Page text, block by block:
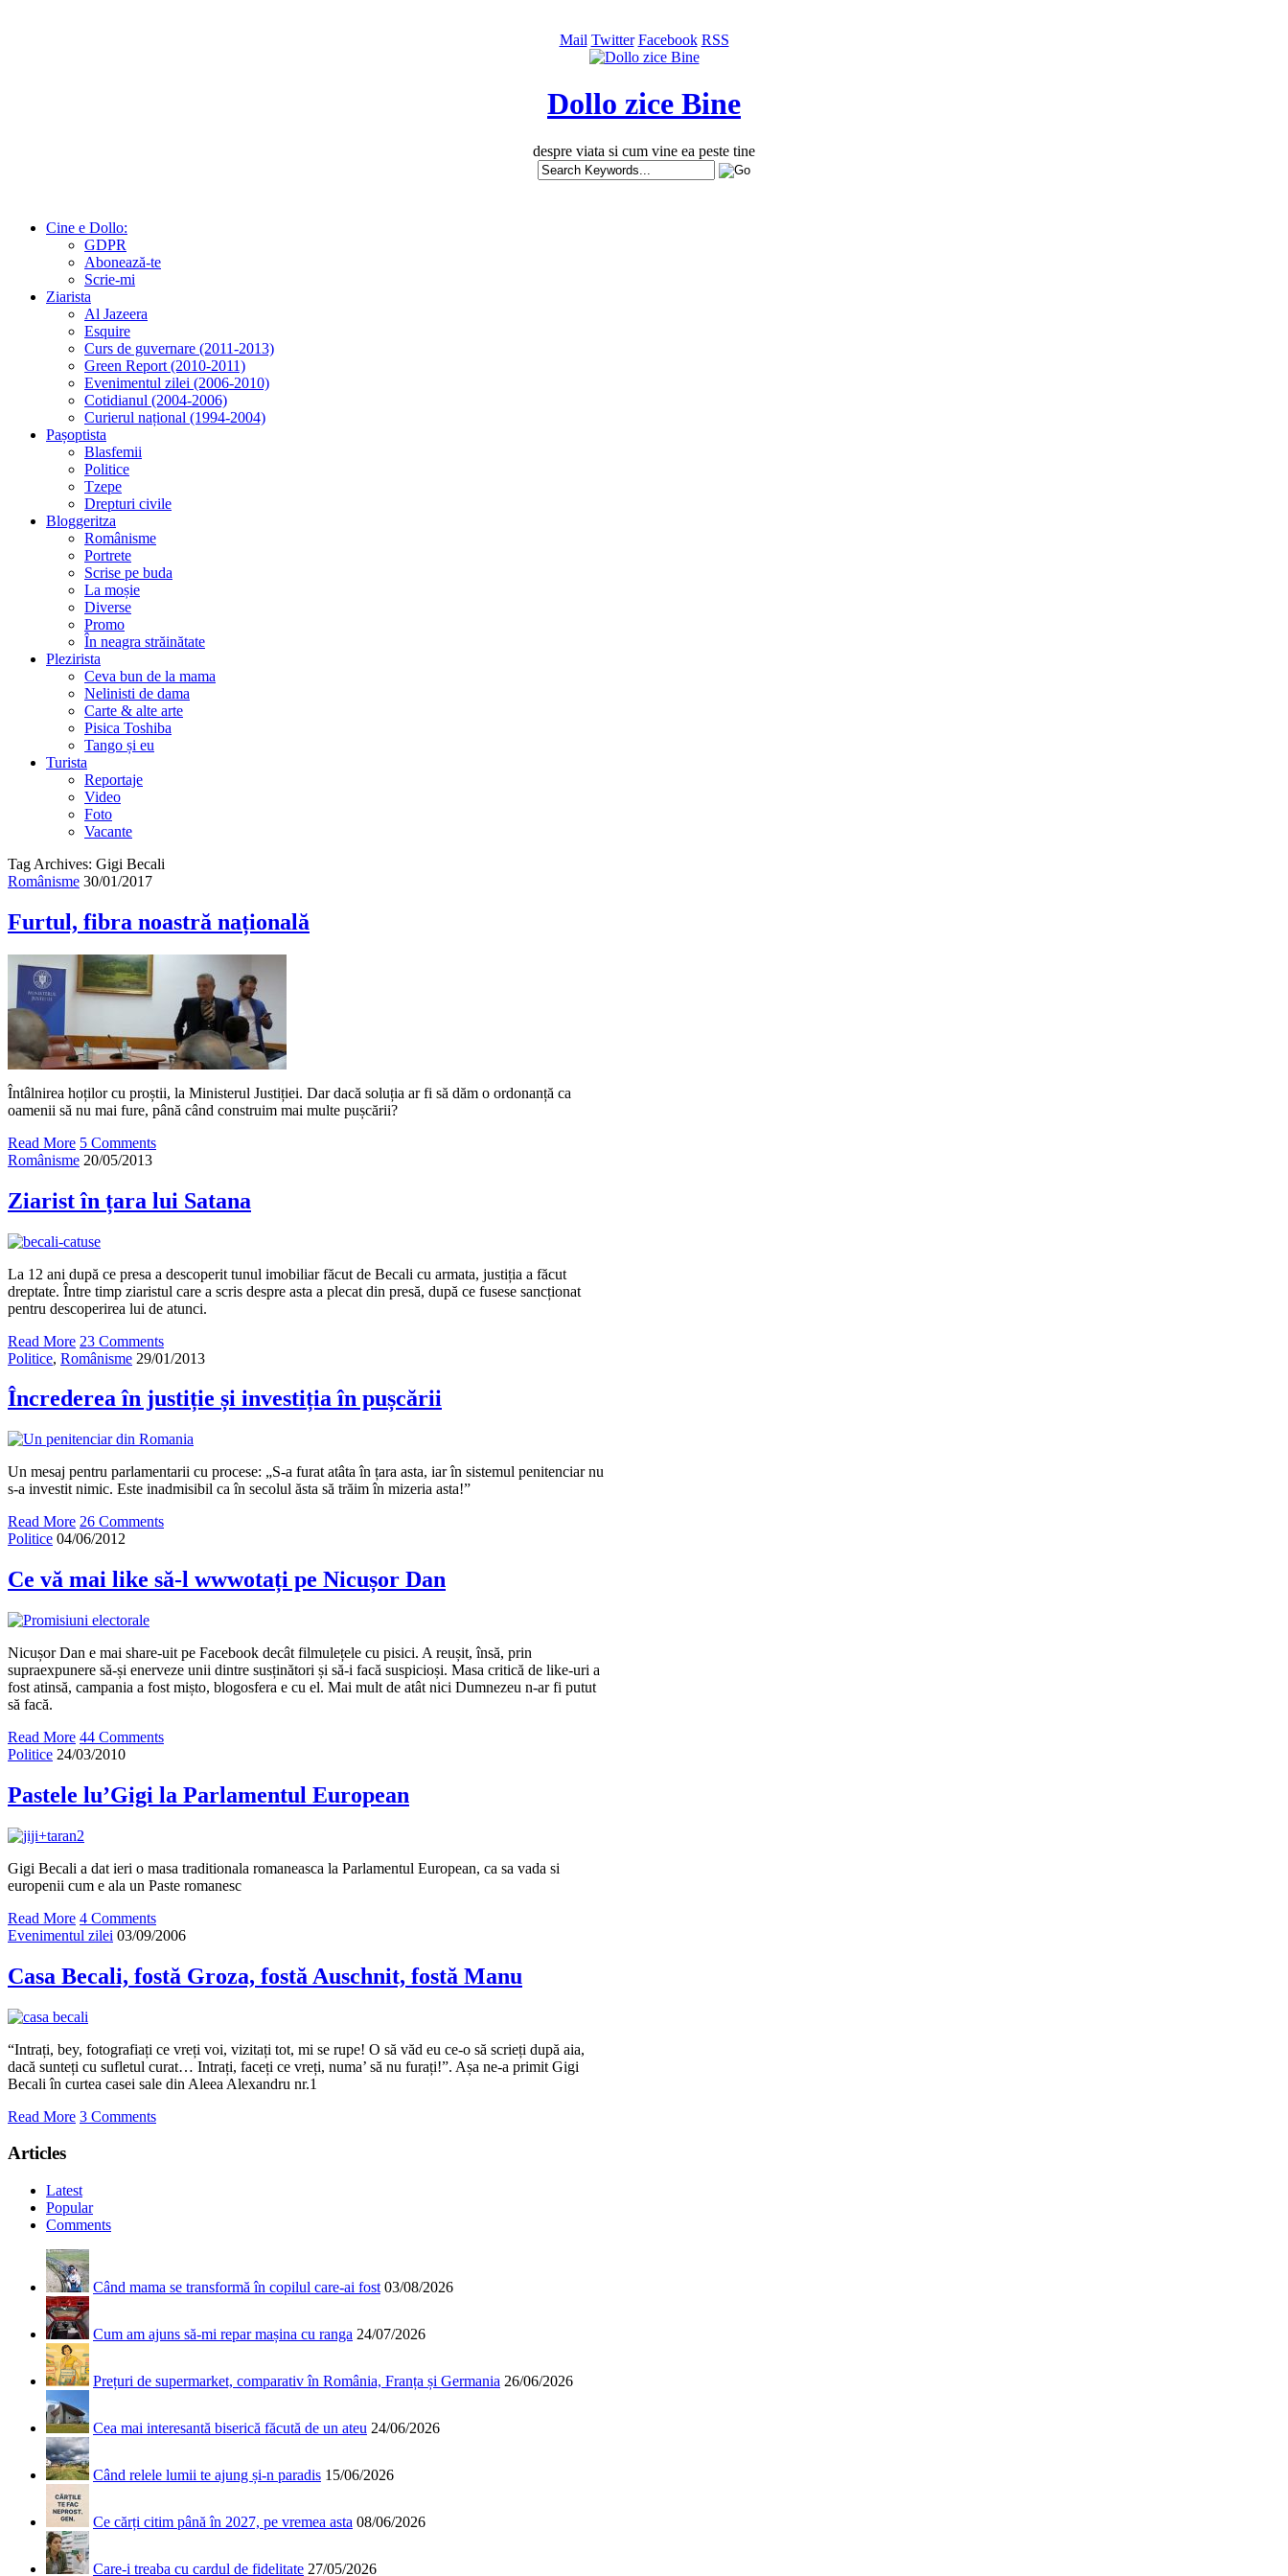
Mail Twitter Facebook RSS
Dollo zice Bine
despre viata si cum vine ea peste tine
Cine e Dollo:
GDPR
Abonează-te
Scrie-mi
Ziarista
Al Jazeera
Esquire
Curs de guvernare (2011-2013)
Green Report (2010-2011)
Evenimentul zilei (2006-2010)
Cotidianul (2004-2006)
Curierul național (1994-2004)
Pașoptista
Blasfemii
Politice
Tzepe
Drepturi civile
Bloggeritza
Românisme
Portrete
Scrise pe buda
La moșie
Diverse
Promo
În neagra străinătate
Plezirista
Ceva bun de la mama
Nelinisti de dama
Carte & alte arte
Pisica Toshiba
Tango și eu
Turista
Reportaje
Video
Foto
Vacante
Tag Archives: Gigi Becali
Românisme 30/01/2017
Furtul, fibra noastră națională
Întâlnirea hoților cu proștii, la Ministerul Justiției. Dar dacă soluția ar fi să dăm o ordonanță ca
oamenii să nu mai fure, până când construim mai multe pușcării?
Read More 5 Comments
Românisme 20/05/2013
Ziarist în țara lui Satana
La 12 ani după ce presa a descoperit tunul imobiliar făcut de Becali cu armata, justiția a făcut
dreptate. Între timp ziaristul care a scris despre asta a plecat din presă, după ce fusese sancționat
pentru descoperirea lui de atunci.
Read More 23 Comments
Politice, Românisme 29/01/2013
Încrederea în justiție și investiția în pușcării
Un mesaj pentru parlamentarii cu procese: „S-a furat atâta în țara asta, iar în sistemul penitenciar nu
s-a investit nimic. Este inadmisibil ca în secolul ăsta să trăim în mizeria asta!”
Read More 26 Comments
Politice 04/06/2012
Ce vă mai like să-l wwwotați pe Nicușor Dan
Nicușor Dan e mai share-uit pe Facebook decât filmulețele cu pisici. A reușit, însă, prin
supraexpunere să-și enerveze unii dintre susținători și să-i facă suspicioși. Masa critică de like-uri a
fost atinsă, campania a fost mișto, blogosfera e cu el. Mai mult de atât nici Dumnezeu n-ar fi putut
să facă.
Read More 44 Comments
Politice 24/03/2010
Pastele lu’Gigi la Parlamentul European
Gigi Becali a dat ieri o masa traditionala romaneasca la Parlamentul European, ca sa vada si
europenii cum e ala un Paste romanesc
Read More 4 Comments
Evenimentul zilei 03/09/2006
Casa Becali, fostă Groza, fostă Auschnit, fostă Manu
“Intrați, bey, fotografiați ce vreți voi, vizitați tot, mi se rupe! O să văd eu ce-o să scrieți după aia,
dacă sunteți cu sufletul curat… Intrați, faceți ce vreți, numa’ să nu furați!”. Așa ne-a primit Gigi
Becali în curtea casei sale din Aleea Alexandru nr.1
Read More 3 Comments
Articles
Latest
Popular
Comments
Când mama se transformă în copilul care-ai fost 03/08/2026
Cum am ajuns să-mi repar mașina cu ranga 24/07/2026
Prețuri de supermarket, comparativ în România, Franța și Germania 26/06/2026
Cea mai interesantă biserică făcută de un ateu 24/06/2026
Când relele lumii te ajung și-n paradis 15/06/2026
Ce cărți citim până în 2027, pe vremea asta 08/06/2026
Care-i treaba cu cardul de fidelitate 27/05/2026